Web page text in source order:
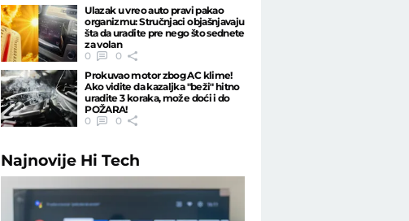
Ulazak u vreo auto pravi pakao
organizmu: Stručnjaci objašnjavaju
šta da uradite pre nego što sednete
za volan
0
0
Prokuvao motor zbog AC klime!
Ako vidite da kazaljka "beži" hitno
uradite 3 koraka, može doći i do
POŽARA!
0
0
Najnovije Hi Tech